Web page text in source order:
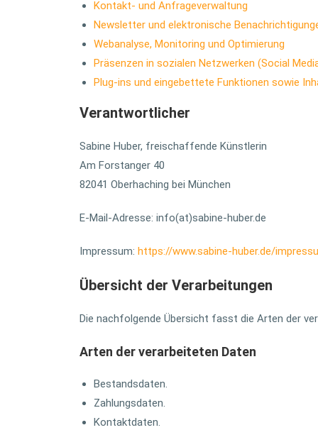
Kontakt- und Anfrageverwaltung
Newsletter und elektronische
Webanalyse, Monitoring und Optimierung
Präsenzen in sozialen Netzwerken (Social
Plug-ins und eingebettete Funktionen sowie
Verantwortlicher
Sabine Huber, freischaffende Künstlerin
Am Forstanger 40
82041 Oberhaching bei München
E-Mail-Adresse: info(at)sabine-huber.de
Impressum: https://www.sabine-huber.de/
Übersicht der Verarbeitungen
Die nachfolgende Übersicht fasst die Arten der
Arten der verarbeiteten Daten
Bestandsdaten.
Zahlungsdaten.
Kontaktdaten.